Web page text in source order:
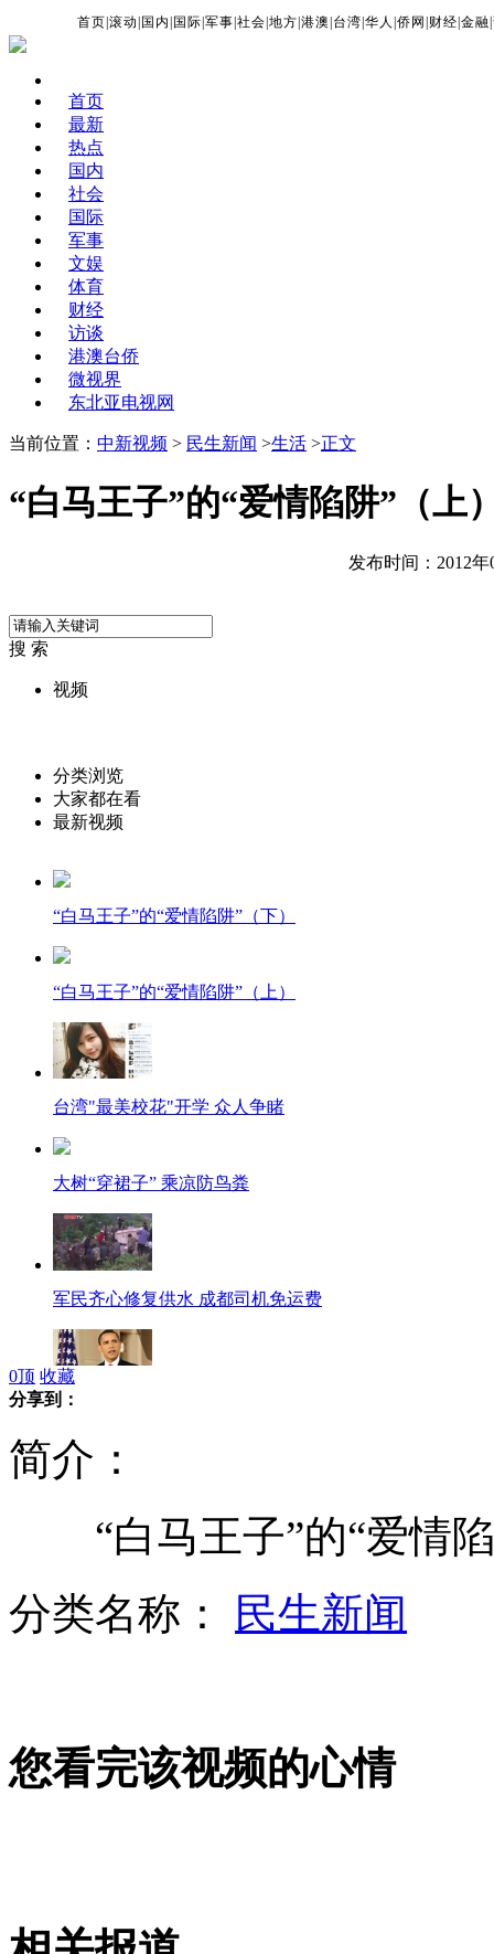
首页 |滚动 国内 国际 |军事 |社会 |地方 |港澳 台湾 |华人 |侨网 财经 |金融 |
首页
最新
热点
国内
社会
国际
军事
文娱
体育
财经
访谈
港澳台侨
微视界
东北亚电视网
当前位置： 中新视频 > 民生新闻 >生活 >正文
“白马王子”的“爱情陷阱”（上
发布时间：2012年
搜 索
视频
分类浏览
大家都在看
最新视频
“白马王子”的“爱情陷阱”（下）
“白马王子”的“爱情陷阱”（上）
台湾"最美校花"开学 众人争睹
大树“穿裙子” 乘凉防鸟粪
军民齐心修复供水 成都司机免运费
奥巴马誓将利比亚袭击凶手绳之以法
80后夫妻不要钻戒 25天玩转新西兰
俄造新型导弹应对美国反导系统
0顶 收藏
分享到：
简介：
“白马王子”的“爱情陷
分类名称：
民生新闻
您看完该视频的心情